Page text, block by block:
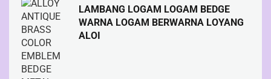
LAMBANG LOGAM LOGAM BEDGE
WARNA LOGAM BERWARNA LOYANG
ALOI